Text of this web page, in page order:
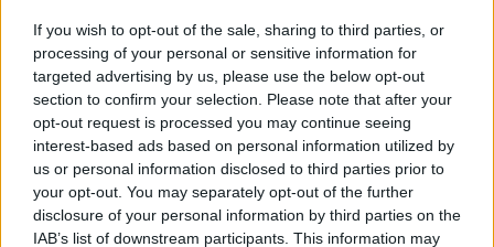
If you wish to opt-out of the sale, sharing to third parties, or
processing of your personal or sensitive information for
targeted advertising by us, please use the below opt-out
section to confirm your selection. Please note that after your
opt-out request is processed you may continue seeing
interest-based ads based on personal information utilized by
us or personal information disclosed to third parties prior to
your opt-out. You may separately opt-out of the further
disclosure of your personal information by third parties on the
IAB’s list of downstream participants. This information may
ATTUALITÀ
Frasi sulla libertà: le più belle da
condividere e su cui riflettere
Alcune frasi sulla libertà pronunciate o scritte da artisti o
personaggi famosi: così il concetto è stato esplorato in
diversi ambiti.